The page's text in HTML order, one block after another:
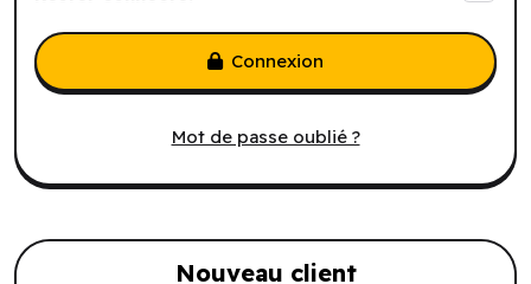
Mot de passe oublié ?
Connexion
Nouveau client